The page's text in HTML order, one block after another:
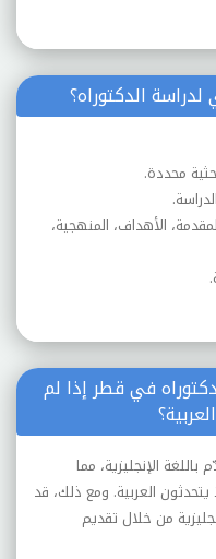
الدكتوراه؟
محددة.
الأهداف، المنهجية،
في قطر إذا لم
الإنجليزية، مما
العربية. ومع ذلك، قد
من خلال تقديم